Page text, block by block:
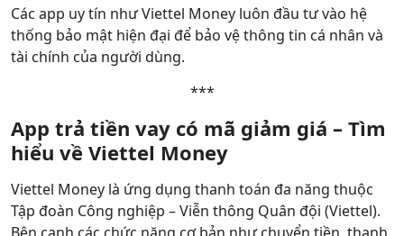
Các app uy tín như Viettel Money luôn đầu tư vào hệ
thống bảo mật hiện đại để bảo vệ thông tin cá nhân và
tài chính của người dùng.
***
App trả tiền vay có mã giảm giá – Tìm
hiểu về Viettel Money
Viettel Money là ứng dụng thanh toán đa năng thuộc
Tập đoàn Công nghiệp – Viễn thông Quân đội (Viettel).